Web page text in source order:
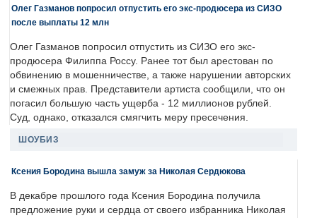
Олег Газманов попросил отпустить его экс-продюсера из СИЗО
после выплаты 12 млн
Олег Газманов попросил отпустить из СИЗО его экс-
продюсера Филиппа Россу. Ранее тот был арестован по
обвинению в мошенничестве, а также нарушении авторских
и смежных прав. Представители артиста сообщили, что он
погасил большую часть ущерба - 12 миллионов рублей.
Суд, однако, отказался смягчить меру пресечения.
ШОУБИЗ
Ксения Бородина вышла замуж за Николая Сердюкова
В декабре прошлого года Ксения Бородина получила
предложение руки и сердца от своего избранника Николая